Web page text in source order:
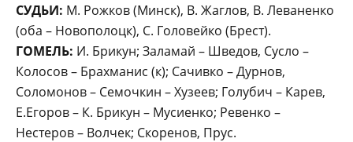
СУДЬИ: М. Рожков (Минск), В. Жаглов, В. Леваненко
(оба – Новополоцк), С. Головейко (Брест).
ГОМЕЛЬ: И. Брикун; Заламай – Шведов, Сусло –
Колосов – Брахманис (к); Сачивко – Дурнов,
Соломонов – Семочкин – Хузеев; Голубич – Карев,
Е.Егоров – К. Брикун – Мусиенко; Ревенко –
Нестеров – Волчек; Скоренов, Прус.